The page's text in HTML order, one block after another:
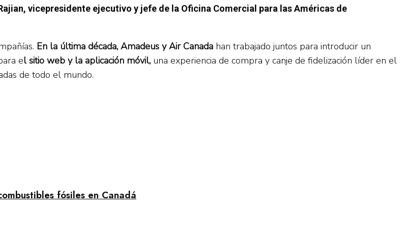
vicepresidente ejecutivo y jefe de la Oficina Comercial para las Américas de
En la última década, Amadeus y Air Canada han trabajado juntos para introducir un
el sitio web y la aplicación móvil, una experiencia de compra y canje de fidelización líder en el
de todo el mundo.
fósiles en Canadá